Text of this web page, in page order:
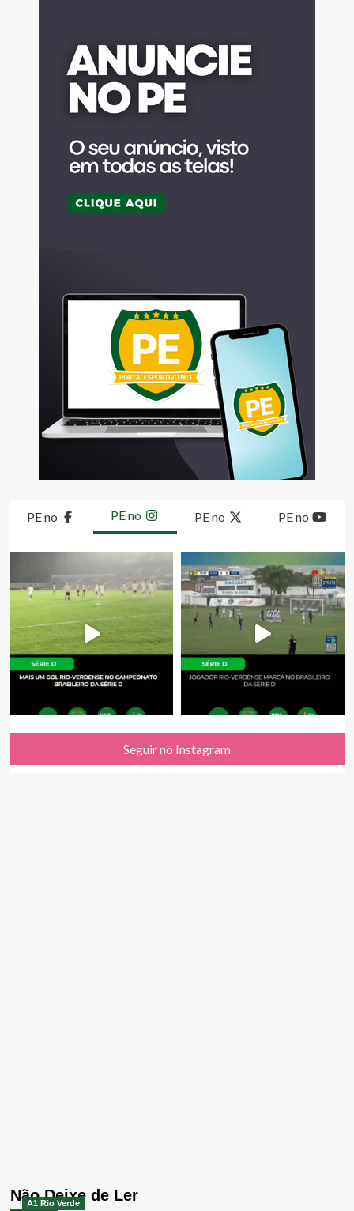
PE no PE no PE no PE no
Seguir no Instagram
Não Deixe de Ler
A1 Rio Verde